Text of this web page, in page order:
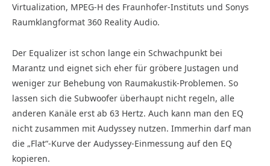
Virtualization, MPEG-H des Fraunhofer-Instituts und Sonys
Raumklangformat 360 Reality Audio.
Der Equalizer ist schon lange ein Schwachpunkt bei
Marantz und eignet sich eher für gröbere Justagen und
weniger zur Behebung von Raumakustik-Problemen. So
lassen sich die Subwoofer überhaupt nicht regeln, alle
anderen Kanäle erst ab 63 Hertz. Auch kann man den EQ
nicht zusammen mit Audyssey nutzen. Immerhin darf man
die „Flat“-Kurve der Audyssey-Einmessung auf den EQ
kopieren.